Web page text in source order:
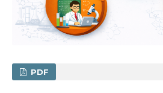
PDF